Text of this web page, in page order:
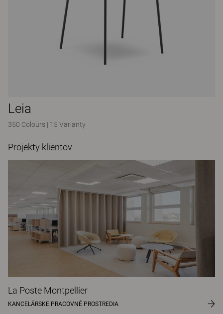
Leia
350 Colours | 15 Varianty
Projekty klientov
La Poste Montpellier
KANCELÁRSKE PRACOVNÉ PROSTREDIA